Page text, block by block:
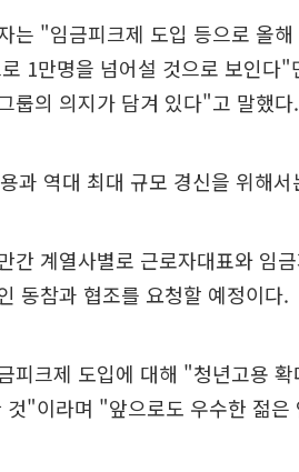
는 "임금피크제 도입 등으로 올
1만명을 넘어설 것으로 보인다
룹의 의지가 담겨 있다"고 말했다.
과 역대 최대 규모 경신을 위해
간 계열사별로 근로자대표와 임
동참과 협조를 요청할 예정이다.
피크제 도입에 대해 "청년고용
것"이라며 "앞으로도 우수한 젊은